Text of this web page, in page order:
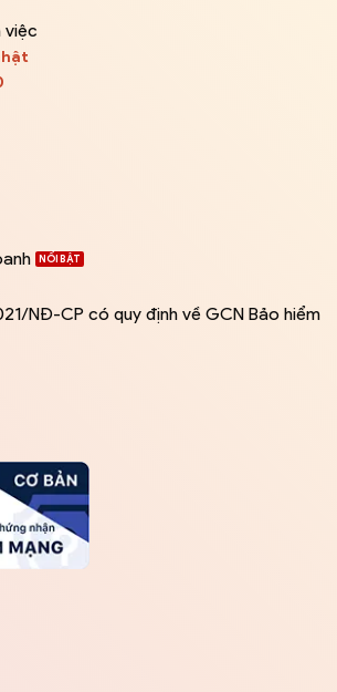
việc
NĐ-CP có quy định về GCN Bảo hiểm